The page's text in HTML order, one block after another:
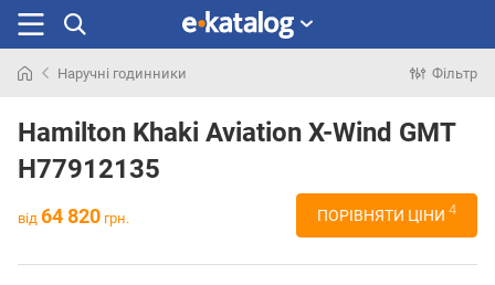
раніше
Наручні годинники Фільтр
Hamilton Khaki Aviation X-Wind GMT
H77912135
від 64 820 грн. ПОРІВНЯТИ ЦІНИ 4